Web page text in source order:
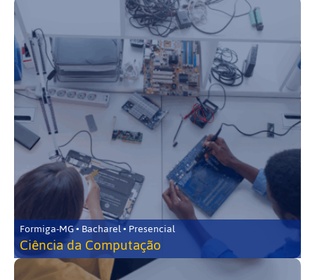
Formiga-MG • Bacharel • Presencial
Ciência da Computação